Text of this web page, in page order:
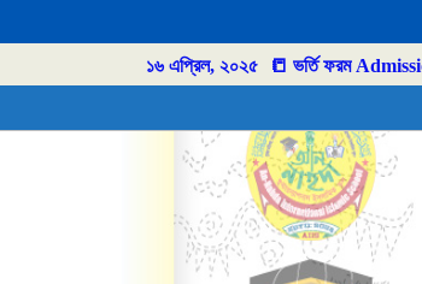
১৬ এপ্রিল, ২০২৫